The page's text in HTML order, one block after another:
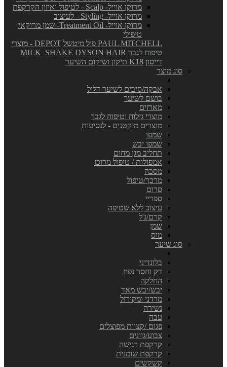
מרוקן אוייל- Scalp - לטיפול ואיזון הקרקפת
מרוקן אוייל- Styling - לעיצוב
מרוקן אוייל- Treatment Oil- שמן מרוקאי
טיפולי
PAUL MITCHELL פול מיטשל
DEPOT - מוצרי
טיפוח לגבר
MILK_SHAKE DYSON HAIR
דייסון K18 תיקון ושיקום השיער
סוג מוצר
אבקה/סיבים לשיער דליל
בושם לשיער
מארזים
מוצרי גילוח וטיפוח לגבר
מוצרים מוקטנים - לנסיעות
שמפו
שמפו יבש
תחליב מגן מחום
אמפולות / טיפול מרוכז
מסכה
מרכך/טיפול
סרום
ספריי
עיצוב ללא שטיפה
קרם/ג'ל
שמן
מוס
סוג שיער
בלונדיני
דק וחסר נפח
החלקה
יבש/יבש מאד
מרדני ומקורזל
נשירה
עבה
פגום /קצוות מפוצלים
צבוע/גוונים
קרקפת רגישה
קרקפת שומנית
קשקשים